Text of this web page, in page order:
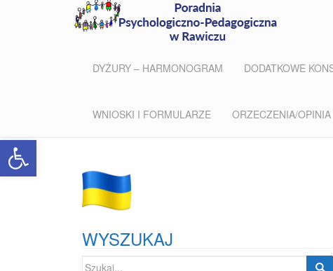
Open toolbar
DYŻURY – HARMONOGRAM DODATKOWE
WNIOSKI I FORMULARZE ORZECZENIA/
WYSZUKAJ
Szukaj: